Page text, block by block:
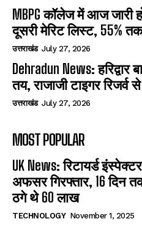
MBPG कॉलेज में आज जारी
दूसरी मेरिट लिस्ट, 55% तक
उत्तराखंड July 27, 2026
Dehradun News:
तय, राजाजी टाइगर रिजर्व
उत्तराखंड July 27, 2026
MOST POPULAR
UK News: रिटायर्ड
अफसर गिरफ्तार, 16 दिन
ठगे थे 60 लाख
TECHNOLOGY November 1, 2025